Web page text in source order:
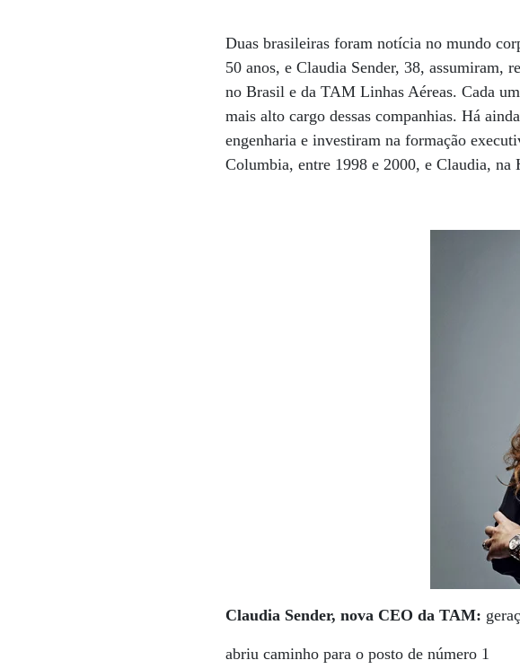
Duas brasileiras foram notícia no mundo
50 anos, e Claudia Sender, 38, assumiram,
no Brasil e da TAM Linhas Aéreas. Cada
mais alto cargo dessas companhias. Há
engenharia e investiram na formação
Columbia, entre 1998 e 2000, e Claudia, na
Claudia Sender, nova CEO da TAM:
abriu caminho para o posto de número 1